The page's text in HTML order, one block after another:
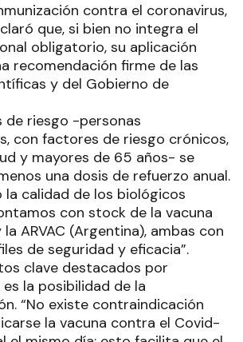
contra el coronavirus,
que, si bien no integra el
obligatorio, su aplicación
recomendación firme de las
y del Gobierno de
de riesgo -personas
con factores de riesgo crónicos,
y mayores de 65 años- se
una dosis de refuerzo anual.
calidad de los biológicos
con stock de la vacuna
la ARVAC (Argentina), ambas con
de seguridad y eficacia”.
clave destacados por
la posibilidad de la
“No existe contraindicación
la vacuna contra el Covid-